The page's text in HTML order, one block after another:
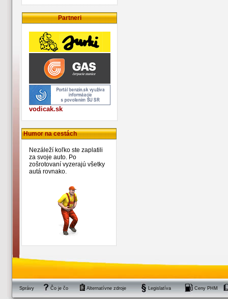
Partneri
vodicak.sk
Humor na cestách
Nezáleží koľko ste zaplatili
za svoje auto. Po
zošrotovaní vyzerajú všetky
autá rovnako.
Správy Čo je čo Alternatívne zdroje Legislatíva Ceny PHM